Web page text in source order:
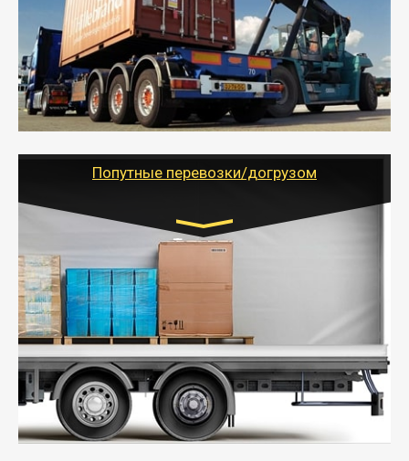
- Доставка фурой до 20 т возможна для больших
объемов грузов, упакованных в коробки, мешки,
паллеты и россыпью в самые отдаленные места
России с гарантией полной сохранности.
- Тайгер Логистик предоставляет услуги по
грузоперевозкам для физических и юридических лиц
Попутные перевозки/догрузом
Транспорт:
Газель (1,5 и 3 тонны), Бычок, Еврофура от 5 до
10 тонн
от 5000 руб. Возможен догруз
- Экономный способ доставить вещи от 200 кг в
другой город - догрузом или попутно. Попутные
грузоперевозки для физлиц, ИП и юрлиц обходятся
дешевле.
- Тайгер Логистик организует доставку
крупногабаритных и личных вещей по нужному